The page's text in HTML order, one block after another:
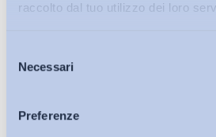
raccolto dal tuo utilizzo dei loro
delNecessari
Preferenze
Bollettini ADAPT
Articoli
Ho letto e Accetto il trattamento